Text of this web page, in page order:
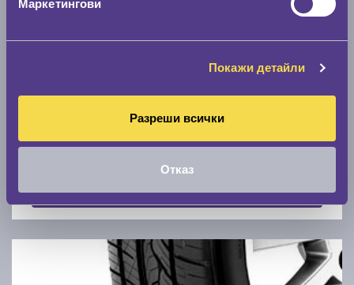
Маркетингови
Покажи детайли
Разреши всички
Отказ
Покажи гуми